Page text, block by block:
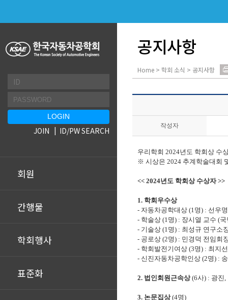
회원
간행물
학회행사
표준화
JOIN ID/PW SEARCH
공지사항
Home > 학회 소식 > 공지사항
작성자
우리학회 2024년도 학회상 수
※ 시상은 2024 추계학술대회
<< 2024년도 학회상 수상자>>
1. 학회우수상
- 자동차공학대상 (1명) : 선우
- 학술상 (1명) : 장시열 교수 (
- 기술상 (1명) : 최성규 연구소
- 공로상 (2명) : 민경덕 전임회
- 학회발전기여상 (3명) : 최지
- 신진자동차공학인상 (2명) :
2. 법인회원근속상 (6사) : 광진,
3. 논문집상 (4명)